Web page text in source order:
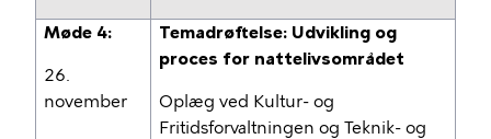
Møde 4:
26.
november
Temadrøftelse: Udvikling og
proces for nattelivsområdet
Oplæg ved Kultur- og
Fritidsforvaltningen og Teknik- og